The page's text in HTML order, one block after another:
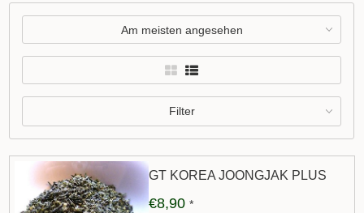
Am meisten angesehen
Filter
GT KOREA JOONGJAK PLUS
€8,90 *